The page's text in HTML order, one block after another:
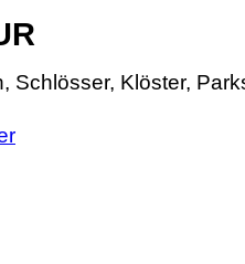
Schlösser, Klöster,